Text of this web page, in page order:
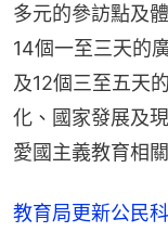
多元的參訪點及
14個一至三天的
及12個三至五天
化、國家發展及
愛國主義教育相
教育局更新公民